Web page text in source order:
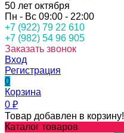
50 лет октября
Пн - Вс 09:00 - 22:00
+7 (922) 79 22 610
+7 (982) 54 96 905
Заказать звонок
Вход
Регистрация
0
Корзина
0 ₽
Товар добавлен в корзину!
Каталог товаров